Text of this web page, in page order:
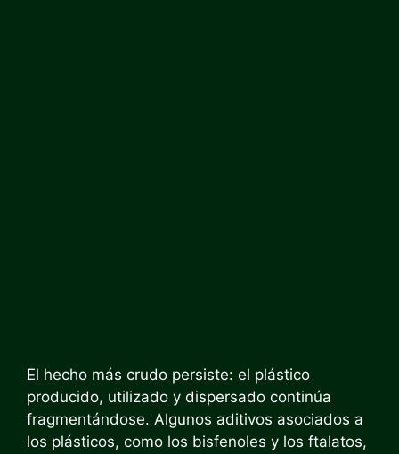
El hecho más crudo persiste: el plástico
producido, utilizado y dispersado continúa
fragmentándose. Algunos aditivos asociados a
los plásticos, como los bisfenoles y los ftalatos,